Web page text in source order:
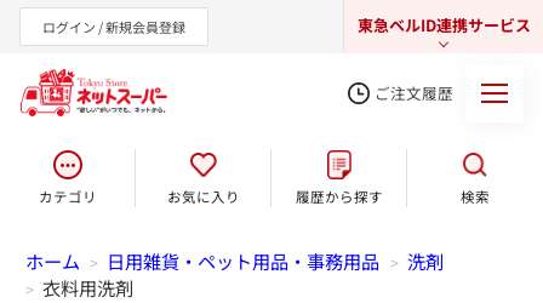
ログイン / 新規会員登録 東急ベルID連携サービス
東急オンラインショップ
ご注文履歴
カテゴリ お気に入り 履歴から探す 検索
ホーム > 日用雑貨・ペット用品・事務用品 > 洗剤
> 衣料用洗剤